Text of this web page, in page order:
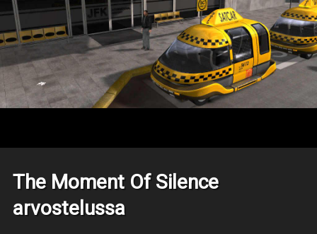
The Moment Of Silence
arvostelussa